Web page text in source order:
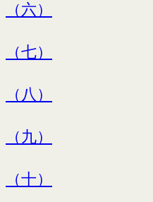
（六）
（七）
（八）
（九）
（十）